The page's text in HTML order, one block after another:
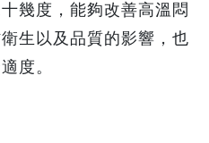
幾度，能夠改善高溫悶
生以及品質的影響，也
度。